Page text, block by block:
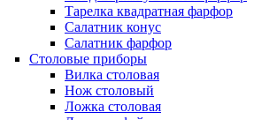
Тарелка квадратная фарфор
Салатник конус
Салатник фарфор
Столовые приборы
Вилка столовая
Нож столовый
Ложка столовая